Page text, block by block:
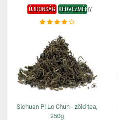
ÚJDONSÁG KEDVEZMÉNY
Sichuan Pi Lo Chun - zöld tea,
250g